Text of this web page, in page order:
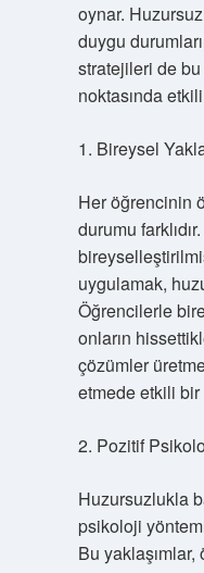
oynar.
duygu
stratejileri de
noktasında
1. Bireysel
Her öğrencinin
durumu
uygulamak,
Öğrencilerle
onların
çözümler
etmede etkili bir
2. Pozitif
Huzursuzlukla
psikoloji
Bu